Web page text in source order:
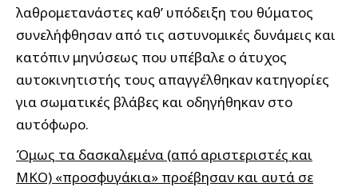
λαθρομετανάστες καθ’ υπόδειξη του θύματος
συνελήφθησαν από τις αστυνομικές δυνάμεις και
κατόπιν μηνύσεως που υπέβαλε ο άτυχος
αυτοκινητιστής τους απαγγέλθηκαν κατηγορίες
για σωματικές βλάβες και οδηγήθηκαν στο
αυτόφωρο.
Όμως τα δασκαλεμένα (από αριστεριστές και
ΜΚΟ) «προσφυγάκια» προέβησαν και αυτά σε